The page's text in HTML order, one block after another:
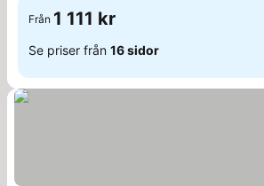
Från 1 111 kr
Se priser från 16 sidor